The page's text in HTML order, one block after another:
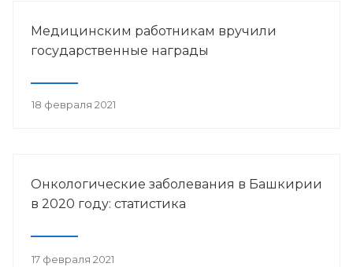
Медицинским работникам вручили
государственные награды
18 февраля 2021
Онкологические заболевания в Башкирии
в 2020 году: статистика
17 февраля 2021